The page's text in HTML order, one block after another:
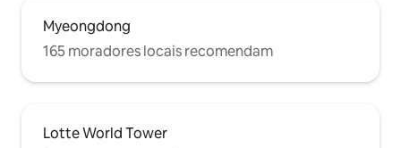
Myeongdong
165 moradores locais recomendam
Lotte World Tower